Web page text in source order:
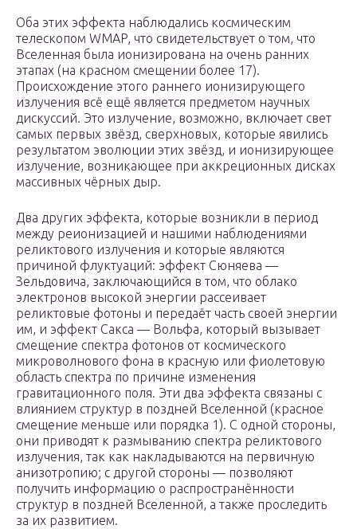
Оба этих эффекта наблюдались космическим
телескопом WMAP, что свидетельствует о том, что
Вселенная была ионизирована на очень ранних
этапах (на красном смещении более 17).
Происхождение этого раннего ионизирующего
излучения всё ещё является предметом научных
дискуссий. Это излучение, возможно, включает свет
самых первых звёзд, сверхновых, которые явились
результатом эволюции этих звёзд, и ионизирующее
излучение, возникающее при аккреционных дисках
массивных чёрных дыр.
Два других эффекта, которые возникли в период
между реионизацией и нашими наблюдениями
реликтового излучения и которые являются
причиной флуктуаций: эффект Сюняева —
Зельдовича, заключающийся в том, что облако
электронов высокой энергии рассеивает
реликтовые фотоны и передаёт часть своей энергии
им, и эффект Сакса — Вольфа, который вызывает
смещение спектра фотонов от космического
микроволнового фона в красную или фиолетовую
область спектра по причине изменения
гравитационного поля. Эти два эффекта связаны с
влиянием структур в поздней Вселенной (красное
смещение меньше или порядка 1). С одной стороны,
они приводят к размыванию спектра реликтового
излучения, так как накладываются на первичную
анизотропию; с другой стороны — позволяют
получить информацию о распространённости
структур в поздней Вселенной, а также проследить
за их развитием.